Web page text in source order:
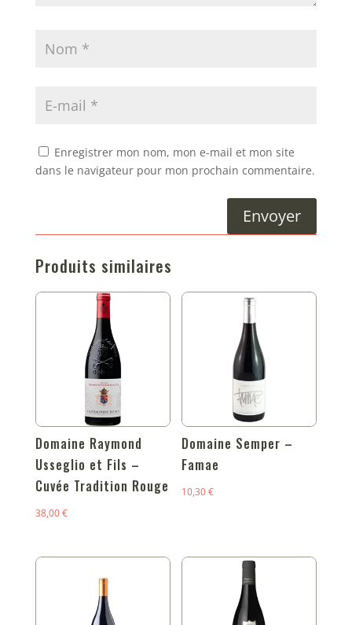
Enregistrer mon nom, mon e-mail et mon site
dans le navigateur pour mon prochain commentaire.
Envoyer
Produits similaires
Domaine Raymond
Usseglio et Fils –
Cuvée Tradition Rouge
38,00€
Domaine Semper –
Famae
10,30€